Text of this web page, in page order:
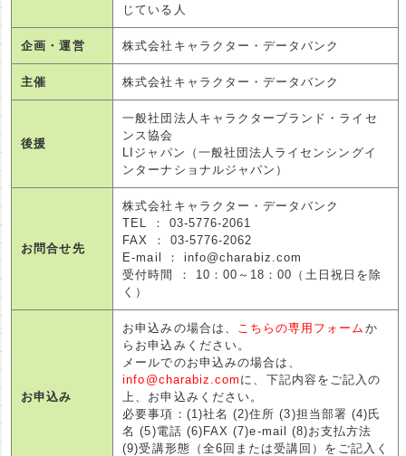
じている人
企画・運営 株式会社キャラクター・データバンク
主催 株式会社キャラクター・データバンク
後援
一般社団法人キャラクターブランド・ライセ
ンス協会
LIジャパン（一般社団法人ライセンシングイ
ンターナショナルジャパン）
お問合せ先
株式会社キャラクター・データバンク
TEL ： 03-5776-2061
FAX ： 03-5776-2062
E-mail ： info@charabiz.com
受付時間 ： 10：00～18：00（土日祝日を除
く）
お申込み
お申込みの場合は、 こちらの専用フォーム か
らお申込みください。
メールでのお申込みの場合は、
info@charabiz.com に、下記内容をご記入の
上、お申込みください。
必要事項：(1)社名 (2)住所 (3)担当部署 (4)氏
名 (5)電話 (6)FAX (7)e-mail (8)お支払方法
(9)受講形態（全6回または受講回）をご記入く